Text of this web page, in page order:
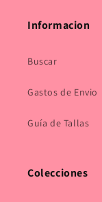
Informacion
Buscar
Gastos de Envio
Guía de Tallas
Colecciones